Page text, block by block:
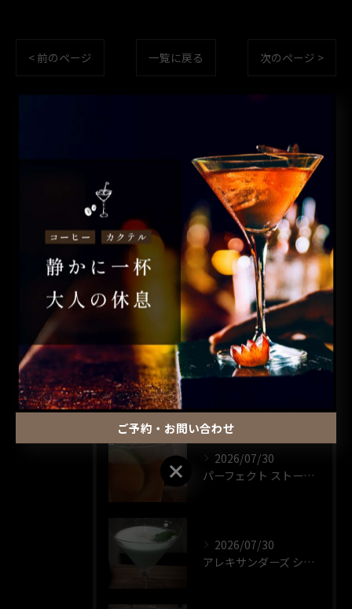
< 前のページ 一覧に戻る 次のページ >
CATEGORIES
全てのカテゴリー
カクテル
昼飲み
ウイスキー
最近の投稿
2026/07/30
パーフェクト ストーム🍸️
2026/07/30
アレキサンダーズ シスター🍸️
ご予約・お問い合わせ
ご予約・お問い合わせ